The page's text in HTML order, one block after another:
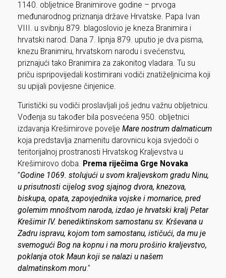
1140. obljetnice Branimirove godine – prvoga
međunarodnog priznanja države Hrvatske. Papa Ivan
VIII. u svibnju 879. blagoslovio je kneza Branimira i
hrvatski narod. Dana 7. lipnja 879. uputio je dva pisma,
knezu Branimiru, hrvatskom narodu i svećenstvu,
priznajući tako Branimira za zakonitog vladara. Tu su
priču ispripovijedali kostimirani vodiči znatiželjnicima koji
su upijali povijesne činjenice.
Turistički su vodiči proslavljali još jednu važnu obljetnicu.
Vođenja su također bila posvećena 950. obljetnici
izdavanja Krešimirove povelje Mare nostrum dalmaticum
koja predstavlja znamenitu darovnicu koja svjedoči o
teritorijalnoj prostranosti Hrvatskog Kraljevstva u
Krešimirovo doba. Prema riječima Grge Novaka
”Godine 1069. stolujući u svom kraljevskom gradu Ninu,
u prisutnosti cijelog svog sjajnog dvora, knezova,
biskupa, opata, zapovjednika vojske i mornarice, pred
golemim mnoštvom naroda, izdao je hrvatski kralj Petar
Krešimir IV. benediktinskom samostanu sv. Krševana u
Zadru ispravu, kojom tom samostanu, ističući, da mu je
svemogući Bog na kopnu i na moru proširio kraljevstvo,
poklanja otok Maun koji se nalazi u našem
dalmatinskom moru.”